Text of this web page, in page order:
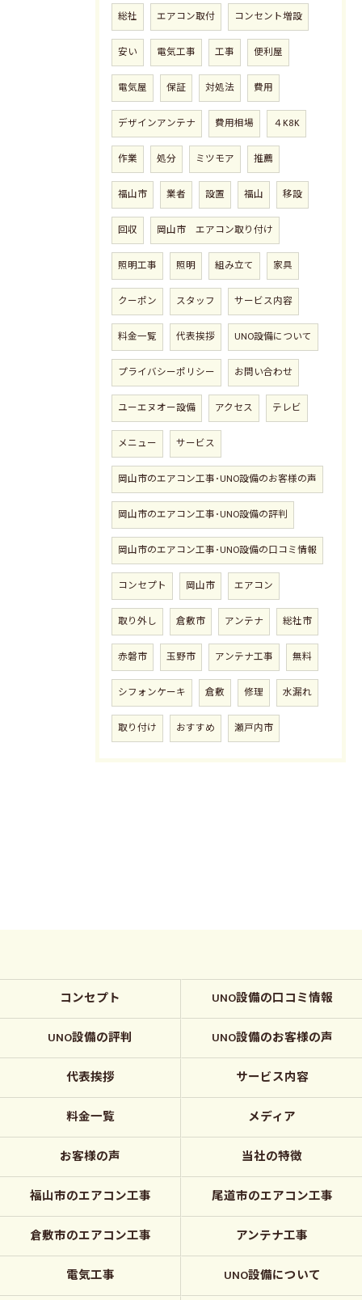
総社 エアコン取付 コンセント増設
安い 電気工事 工事 便利屋
電気屋 保証 対処法 費用
デザインアンテナ 費用相場 ４K8K
作業 処分 ミツモア 推薦
福山市 業者 設置 福山 移設
回収 岡山市 エアコン取り付け
照明工事 照明 組み立て 家具
クーポン スタッフ サービス内容
料金一覧 代表挨拶 UNO設備について
プライバシーポリシー お問い合わせ
ユーエヌオー設備 アクセス テレビ
メニュー サービス
岡山市のエアコン工事･UNO設備のお客様の声
岡山市のエアコン工事･UNO設備の評判
岡山市のエアコン工事･UNO設備の口コミ情報
コンセプト 岡山市 エアコン
取り外し 倉敷市 アンテナ 総社市
赤磐市 玉野市 アンテナ工事 無料
シフォンケーキ 倉敷 修理 水漏れ
取り付け おすすめ 瀬戸内市
コンセプト UNO設備の口コミ情報
UNO設備の評判 UNO設備のお客様の声
代表挨拶 サービス内容
料金一覧 メディア
お客様の声 当社の特徴
福山市のエアコン工事 尾道市のエアコン工事
倉敷市のエアコン工事 アンテナ工事
電気工事 UNO設備について
お問い合わせはこちら